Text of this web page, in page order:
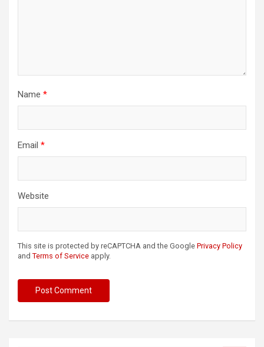
Name *
Email *
Website
This site is protected by reCAPTCHA and the Google Privacy Policy
and Terms of Service apply.